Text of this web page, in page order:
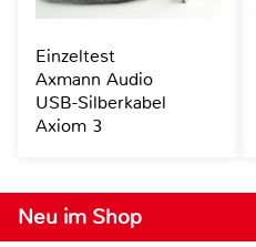
Neu im Shop
Einzeltest
Axmann Audio
USB-Silberkabel
Axiom 3